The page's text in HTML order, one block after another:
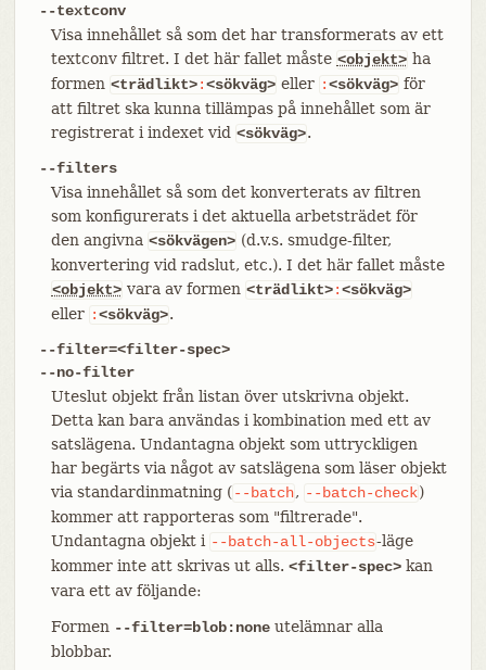
--textconv
Visa innehållet så som det har transformerats av ett
textconv filtret. I det här fallet måste <objekt> ha
formen <trädlikt>:<sökväg> eller :<sökväg> för
att filtret ska kunna tillämpas på innehållet som är
registrerat i indexet vid <sökväg>.
--filters
Visa innehållet så som det konverterats av filtren
som konfigurerats i det aktuella arbetsträdet för
den angivna <sökvägen> (d.v.s. smudge-filter,
konvertering vid radslut, etc.). I det här fallet måste
<objekt> vara av formen <trädlikt>:<sökväg>
eller :<sökväg>.
--filter=<filter-spec>
--no-filter
Uteslut objekt från listan över utskrivna objekt.
Detta kan bara användas i kombination med ett av
satslägena. Undantagna objekt som uttryckligen
har begärts via något av satslägena som läser objekt
via standardinmatning ( --batch, --batch-check)
kommer att rapporteras som "filtrerade".
Undantagna objekt i --batch-all-objects-läge
kommer inte att skrivas ut alls. <filter-spec>kan
vara ett av följande:
Formen --filter=blob:noneutelämnar alla
blobbar.